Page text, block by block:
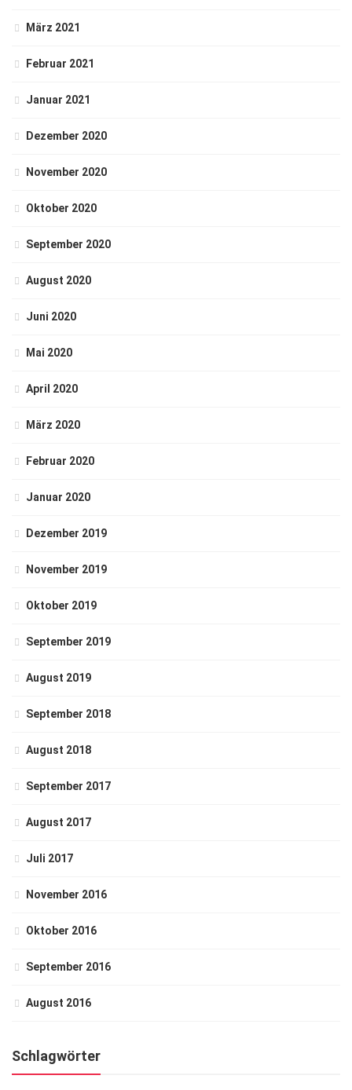
März 2021
Februar 2021
Januar 2021
Dezember 2020
November 2020
Oktober 2020
September 2020
August 2020
Juni 2020
Mai 2020
April 2020
März 2020
Februar 2020
Januar 2020
Dezember 2019
November 2019
Oktober 2019
September 2019
August 2019
September 2018
August 2018
September 2017
August 2017
Juli 2017
November 2016
Oktober 2016
September 2016
August 2016
Schlagwörter